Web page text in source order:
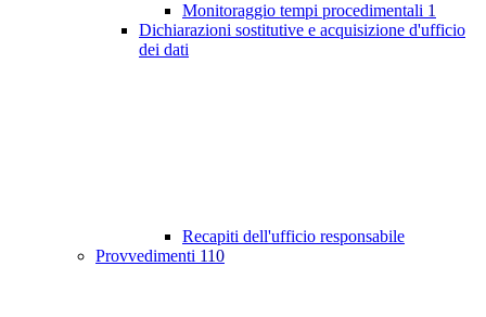
Monitoraggio tempi procedimentali 1
Dichiarazioni sostitutive e acquisizione d'ufficio
dei dati
Recapiti dell'ufficio responsabile
Provvedimenti 110